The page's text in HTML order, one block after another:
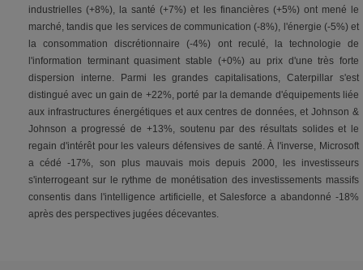
industrielles (+8%), la santé (+7%) et les financières (+5%) ont mené le
marché, tandis que les services de communication (-8%), l'énergie (-5%) et
la consommation discrétionnaire (-4%) ont reculé, la technologie de
l'information terminant quasiment stable (+0%) au prix d'une très forte
dispersion interne. Parmi les grandes capitalisations, Caterpillar s'est
distingué avec un gain de +22%, porté par la demande d'équipements liée
aux infrastructures énergétiques et aux centres de données, et Johnson &
Johnson a progressé de +13%, soutenu par des résultats solides et le
regain d'intérêt pour les valeurs défensives de santé. À l'inverse, Microsoft
a cédé -17%, son plus mauvais mois depuis 2000, les investisseurs
s'interrogeant sur le rythme de monétisation des investissements massifs
consentis dans l'intelligence artificielle, et Salesforce a abandonné -18%
après des perspectives jugées décevantes.